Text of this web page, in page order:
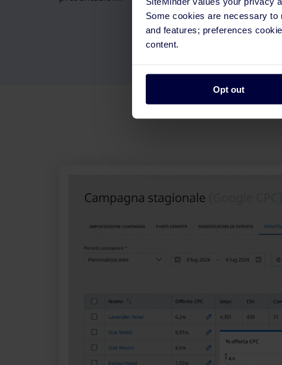
Some cookies are necessary
and features; preferences
content.
Opt out